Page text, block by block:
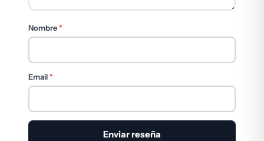
Nombre*
Email*